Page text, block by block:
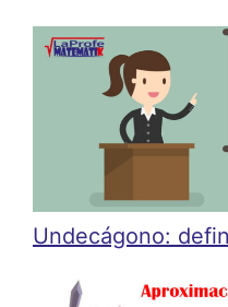
Undecágono: